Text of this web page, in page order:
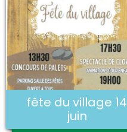
fête du village 14
juin